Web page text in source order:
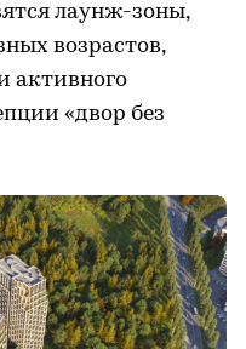
лаунж-зоны,
возрастов,
активного
«двор без